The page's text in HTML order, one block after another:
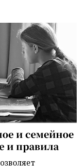
и семейное
и правила